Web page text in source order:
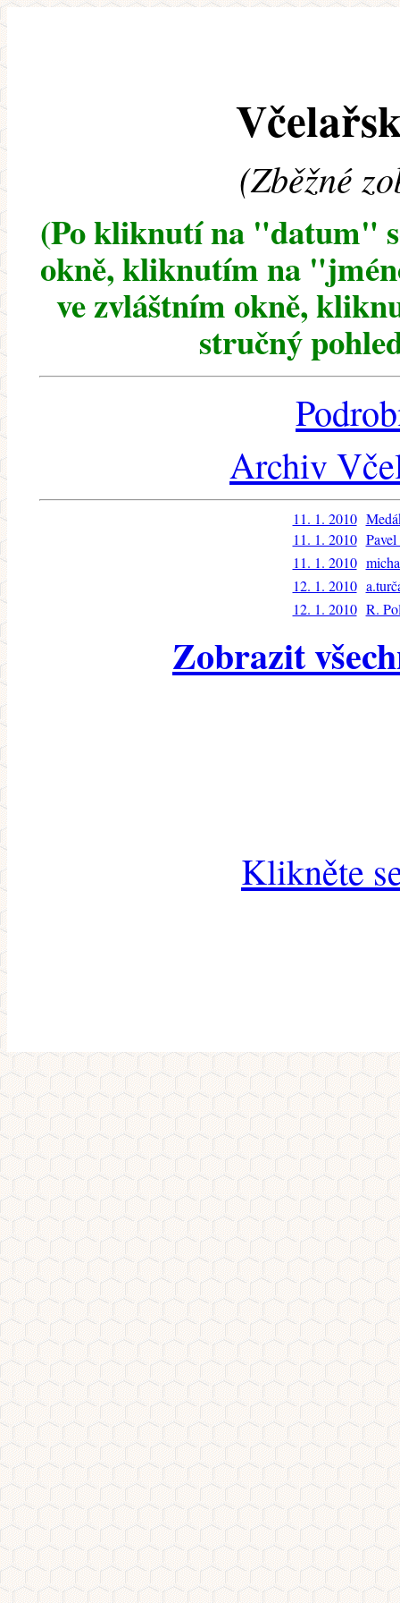
(Zběžné
(Po kliknutí na "datum"
okně, kliknutím na
ve zvláštním okně,
stručný
Archiv
11. 1. 2010
11. 1. 2010
11. 1. 2010
12. 1. 2010
12. 1. 2010 R.
Zobrazit
Klikněte